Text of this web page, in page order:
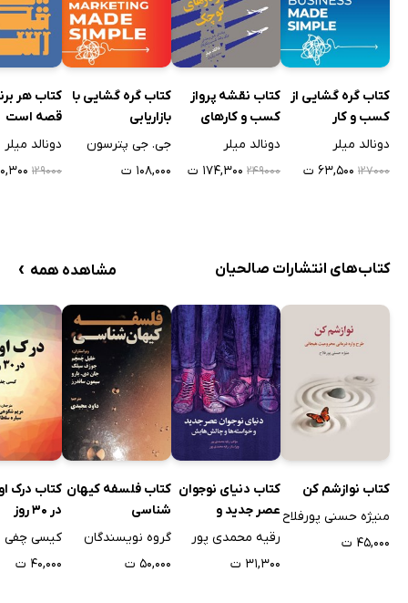
کتاب گره گشایی از
کسب و کار
دونالد میلر
۱۲۷۰۰۰ ۶۳,۵۰۰ ت
کتاب نقشه پرواز
کسب و کارهای
کوچک
دونالد میلر
۲۴۹۰۰۰ ۱۷۴,۳۰۰ ت
کتاب گره گشایی با
بازاریابی
جی. جی پترسون
۱۰۸,۰۰۰ ت
کتاب هر
قصه است
دونالد میلر
۱۲۹۰۰۰
کتاب‌های انتشارات صالحیان مشاهده همه ›
کتاب نوازشم کن
منیژه حسنی پورفلاح
۴۵,۰۰۰ ت
کتاب دنیای نوجوان
عصر جدید و
خواسته‌ها و
رقیه محمدی پور
۳۱,۳۰۰ ت
کتاب فلسفه کیهان
شناسی
گروه نویسندگان
۵۰,۰۰۰ ت
کتاب درک
در 30 روز
کیسی چفی
۴۰,۰۰۰ ت